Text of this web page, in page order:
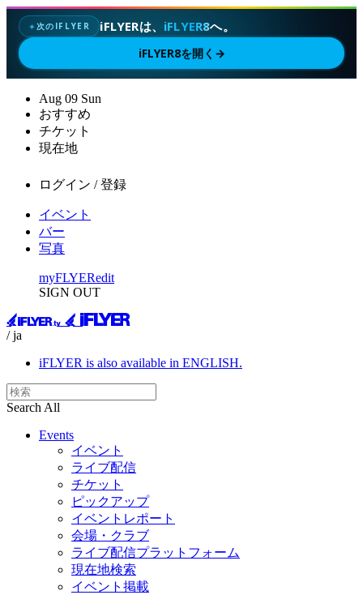
✦次のIFLYER iFLYERは、 iFLYER8へ。
iFLYER8を開く →
Aug 09 Sun
おすすめ
チケット
現在地
ログイン / 登録
イベント
バー
写真
myFLYERedit
SIGN OUT
/ ja
iFLYER is also available in ENGLISH.
Search All
Events
イベント
ライブ配信
チケット
ピックアップ
イベントレポート
会場・クラブ
ライブ配信プラットフォーム
現在地検索
イベント掲載